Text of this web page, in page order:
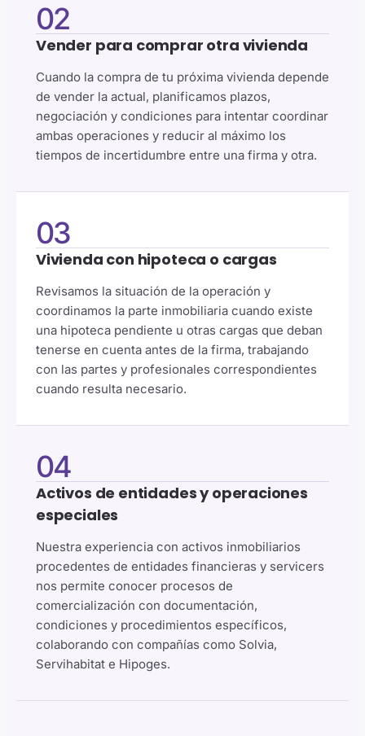
02
Vender para comprar otra vivienda
Cuando la compra de tu próxima vivienda depende
de vender la actual, planificamos plazos,
negociación y condiciones para intentar coordinar
ambas operaciones y reducir al máximo los
tiempos de incertidumbre entre una firma y otra.
03
Vivienda con hipoteca o cargas
Revisamos la situación de la operación y
coordinamos la parte inmobiliaria cuando existe
una hipoteca pendiente u otras cargas que deban
tenerse en cuenta antes de la firma, trabajando
con las partes y profesionales correspondientes
cuando resulta necesario.
04
Activos de entidades y operaciones
especiales
Nuestra experiencia con activos inmobiliarios
procedentes de entidades financieras y servicers
nos permite conocer procesos de
comercialización con documentación,
condiciones y procedimientos específicos,
colaborando con compañías como Solvia,
Servihabitat e Hipoges.